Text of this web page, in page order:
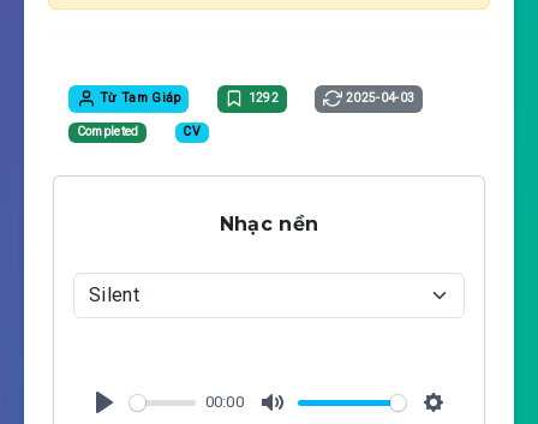
Từ Tam Giáp 1292 2025-04-03
Completed CV
Nhạc nền
00:00